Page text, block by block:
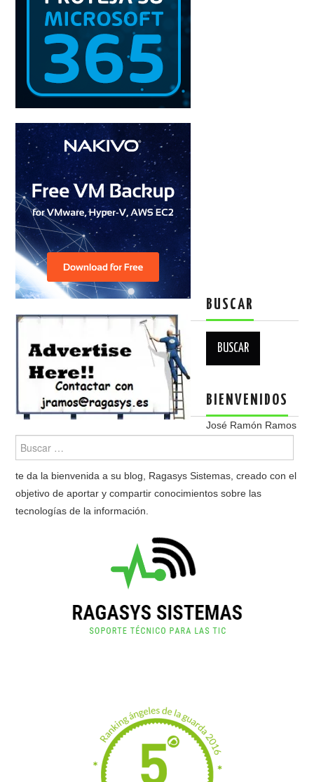
BUSCAR
BIENVENIDOS
José Ramón Ramos
te da la bienvenida a su blog, Ragasys Sistemas, creado con el
objetivo de aportar y compartir conocimientos sobre las
tecnologías de la información.